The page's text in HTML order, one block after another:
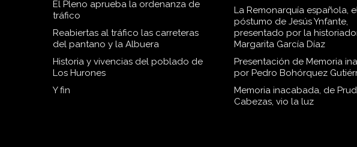
El Pleno aprueba la ordenanza de
tráfico
Reabiertas al tráfico las carreteras
del pantano y la Albuera
Historia y vivencias del poblado de
Los Hurones
Y fin
La Remonarquía española,
póstumo de Jesús Ynfante,
presentado por la
Margarita García Díaz
Presentación de Memoria
por Pedro Bohórquez
Memoria inacabada, de
Cabezas, vio la luz